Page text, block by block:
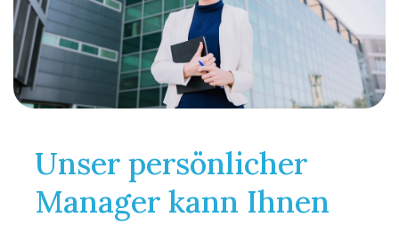
Unser persönlicher
Manager kann Ihnen